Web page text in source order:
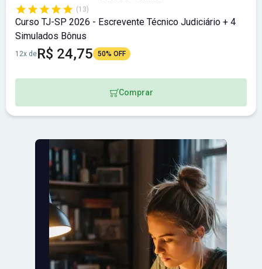
(13)
Curso TJ-SP 2026 - Escrevente Técnico Judiciário + 4
Simulados Bônus
12x deR$ 24,75 50% OFF
Comprar